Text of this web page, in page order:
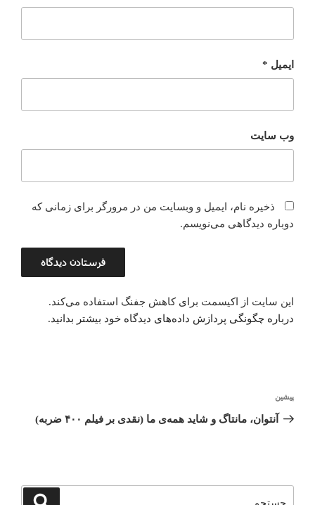
ایمیل *
وب‌ سایت
ذخیره نام، ایمیل و وبسایت من در مرورگر برای زمانی که
دوباره دیدگاهی می‌نویسم.
این سایت از اکیسمت برای کاهش جفنگ استفاده می‌کند.
درباره چگونگی پردازش داده‌های دیدگاه خود بیشتر بدانید.
نوشته
نوشته
قبلی
پیشین
آﻧﺘﻮان، ﻣﺎﻧﺘﺎگ و ﺷﺎﯾﺪ ﻫﻤﻪی ما (نقدی بر فیلم ۴۰۰ ضربه)
جستجو